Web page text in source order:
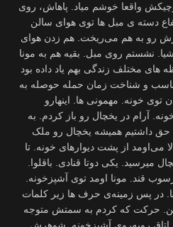
واقعا خوشم میاد. پاهاش، روی
دسته ی مبل ها توی هوای سالن
رو به هم می‌ریخت. هم زدن هوای
نشستم روی مبل. بقیه هم به مونا
مختلف زندگی بهم یاد داده بود
و شناخت زمان حمله حوصله به
خونه. مهمونی ها. اینهارو
آرام در یخچال رو باز کردم. به
حق داشتیم همیشه یخچال رو ملک
می‌اومد از پشت دیوارهای خونه. تا
یکی دوتا قنادی. باقلوا.
قند. مونا اومد توی آشپزخونه.
در پس زمینه‌ی حرف ها زیر کلمات
بکن. حرکت که کردم به سمتش متوجه